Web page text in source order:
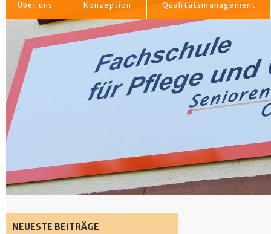
Über uns Konzeption Qualitätsmanagement
NEUESTE BEITRÄGE